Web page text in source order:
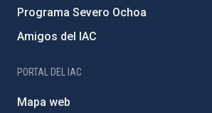
Programa Severo Ochoa
Amigos del IAC
PORTAL DEL IAC
Mapa web